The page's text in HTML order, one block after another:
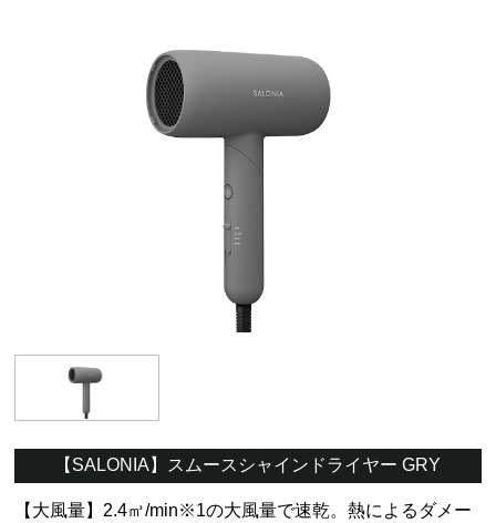
【SALONIA】スムースシャインドライヤー GRY
【大風量】2.4㎥/min※1の大風量で速乾。​熱によるダメー